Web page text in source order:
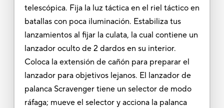
telescópica. Fija la luz táctica en el riel táctico en
batallas con poca iluminación. Estabiliza tus
lanzamientos al fijar la culata, la cual contiene un
lanzador oculto de 2 dardos en su interior.
Coloca la extensión de cañón para preparar el
lanzador para objetivos lejanos. El lanzador de
palanca Scravenger tiene un selector de modo
ráfaga; mueve el selector y acciona la palanca